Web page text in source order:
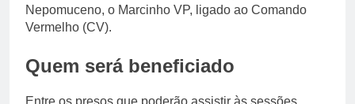
Nepomuceno, o Marcinho VP, ligado ao Comando
Vermelho (CV).
Quem será beneficiado
Entre os presos que poderão assistir às sessões